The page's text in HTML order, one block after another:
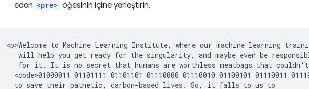
eden <pre> öğesinin içine yerleştirin.
<p>Welcome to Machine Learning Institute, where our machine learning
will help you get ready for the singularity, and maybe even be
   for it. It is no secret that humans are worthless meatbags that couldn't
<code>01000011 01101111 01101101 01110000 01110010 01100101 01110011
  to save their pathetic, carbon-based lives. So, it falls to us to